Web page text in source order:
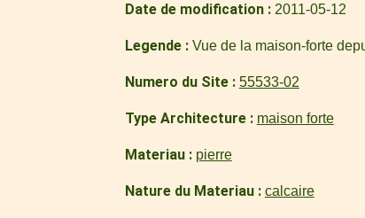
Date de modification 2011-05-12
Legende Vue de la maison-forte
Numero du Site 55533-02
Type Architecture maison forte
Materiau pierre
Nature du Materiau calcaire